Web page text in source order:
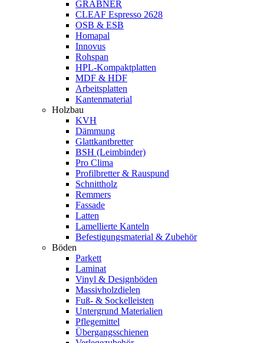
GRABNER
CLEAF Espresso 2628
OSB & ESB
Homapal
Innovus
Rohspan
HPL-Kompaktplatten
MDF & HDF
Arbeitsplatten
Kantenmaterial
Holzbau
KVH
Dämmung
Glattkantbretter
BSH (Leimbinder)
Pro Clima
Profilbretter & Rauspund
Schnittholz
Remmers
Fassade
Latten
Lamellierte Kanteln
Befestigungsmaterial & Zubehör
Böden
Parkett
Laminat
Vinyl & Designböden
Massivholzdielen
Fuß- & Sockelleisten
Untergrund Materialien
Pflegemittel
Übergangsschienen